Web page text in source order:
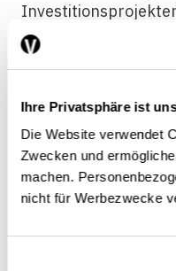
Ihre Privatsphäre ist
Die Website verwendet
Zwecken und
machen.
nicht für Werbezwecke
Gewährung von
Staatssekretariat für
diesem Rahmen
finanziellenund
technische
Gruppe für